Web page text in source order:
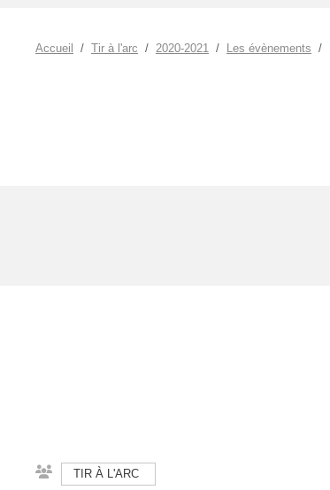
Accueil Tir à l'arc 2020-2021 Les évènements
TIR À L'ARC